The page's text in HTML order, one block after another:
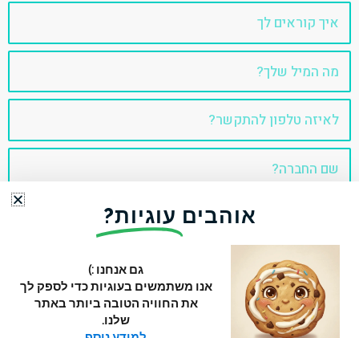
דבר איתי!
כל הזכויות שמורות 2022 © עידן בן אור
L
אוהבים עוגיות?
גם אנחנו :)
אנו משתמשים בעוגיות כדי לספק לך
את החוויה הטובה ביותר באתר
שלנו.